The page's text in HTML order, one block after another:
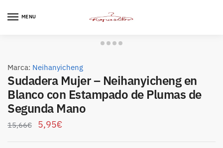
MENU
Marca: Neihanyicheng
Sudadera Mujer – Neihanyicheng en
Blanco con Estampado de Plumas de
Segunda Mano
15,66€ 5,95€